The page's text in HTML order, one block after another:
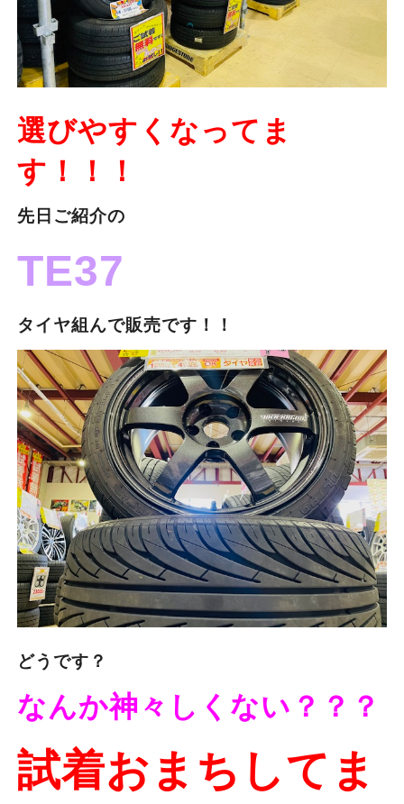
選びやすくなってま
す！！！
先日ご紹介の
TE37
タイヤ組んで販売です！！
どうです？
なんか神々しくない？？？
試着おまちしてま